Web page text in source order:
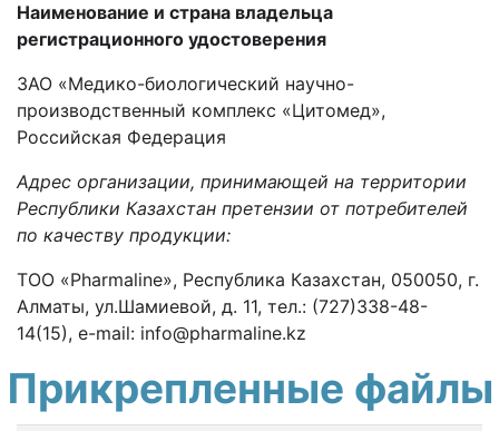
Наименование и страна владельца
регистрационного удостоверения
ЗАО «Медико-биологический научно-
производственный комплекс «Цитомед»,
Российская Федерация
Адрес организации, принимающей на территории
Республики Казахстан претензии от потребителей
по качеству продукции:
ТОО «Pharmaline», Республика Казахстан, 050050, г.
Алматы, ул.Шамиевой, д. 11, тел.: (727)338-48-
14(15), e-mail: info@pharmaline.kz
Прикрепленные файлы